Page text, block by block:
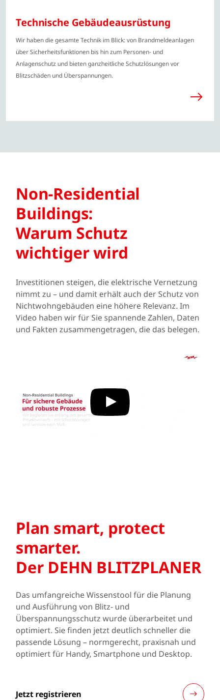
Technische Gebäudeausrüstung
Wir haben die gesamte Technik im Blick: von Brandmeldeanlagen
über Sicherheitsfunktionen bis hin zum Personen- und
Anlagenschutz und bieten ganzheitliche Schutzlösungen vor
Blitzschäden und Überspannungen.
Non-Residential
Buildings:
Warum Schutz
wichtiger wird
Investitionen steigen, die elektrische Vernetzung
nimmt zu – und damit erhält auch der Schutz von
Nichtwohngebäuden eine höhere Relevanz. Im
Video haben wir für Sie spannende Zahlen, Daten
und Fakten zusammengetragen, die das belegen.
Plan smart, protect
smarter.
Der DEHN BLITZPLANER
Das umfangreiche Wissenstool für die Planung
und Ausführung von Blitz- und
Überspannungsschutz wurde überarbeitet und
optimiert. Sie finden jetzt deutlich schneller die
passende Lösung – normgerecht, praxisnah und
optimiert für Handy, Smartphone und Desktop.
Jetzt registrieren